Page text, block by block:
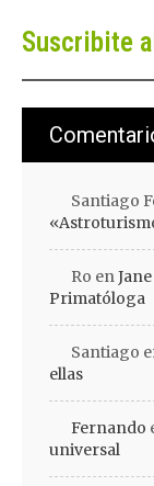
Suscribite
Santiago
Ro en
Primatóloga
Santiago
ellas
Fernando
universal